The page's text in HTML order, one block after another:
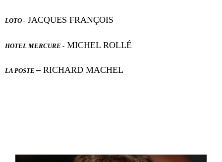
LOTO - JACQUES FRANÇOIS
HOTEL MERCURE - MICHEL ROLLÉ
LA POSTE– RICHARD MACHEL